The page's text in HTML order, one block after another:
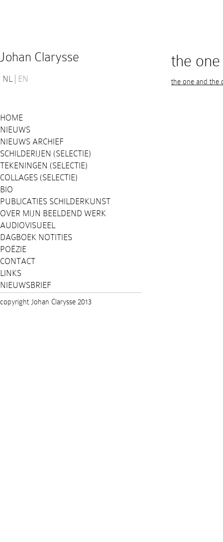
Johan Clarysse
NL EN
HOME
NIEUWS
NIEUWS ARCHIEF
SCHILDERIJEN (SELECTIE)
TEKENINGEN (SELECTIE)
COLLAGES (SELECTIE)
BIO
PUBLICATIES SCHILDERKUNST
OVER MIJN BEELDEND WERK
AUDIOVISUEEL
DAGBOEK NOTITIES
POËZIE
CONTACT
LINKS
NIEUWSBRIEF
the
the one and the
copyright Johan Clarysse 2013